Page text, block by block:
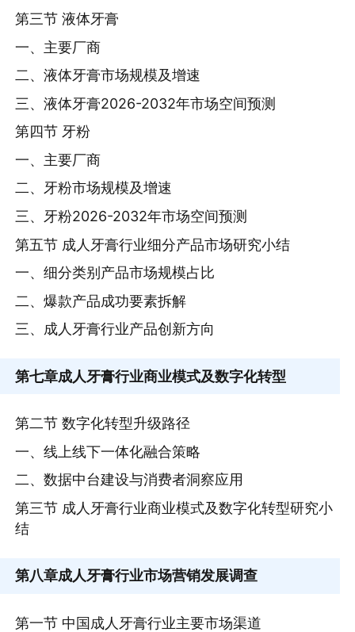
第三节 液体牙膏
一、主要厂商
二、液体牙膏市场规模及增速
三、液体牙膏2026-2032年市场空间预测
第四节 牙粉
一、主要厂商
二、牙粉市场规模及增速
三、牙粉2026-2032年市场空间预测
第五节 成人牙膏行业细分产品市场研究小结
一、细分类别产品市场规模占比
二、爆款产品成功要素拆解
三、成人牙膏行业产品创新方向
第七章成人牙膏行业商业模式及数字化转型
第二节 数字化转型升级路径
一、线上线下一体化融合策略
二、数据中台建设与消费者洞察应用
第三节 成人牙膏行业商业模式及数字化转型研究小
结
第八章成人牙膏行业市场营销发展调查
第一节 中国成人牙膏行业主要市场渠道